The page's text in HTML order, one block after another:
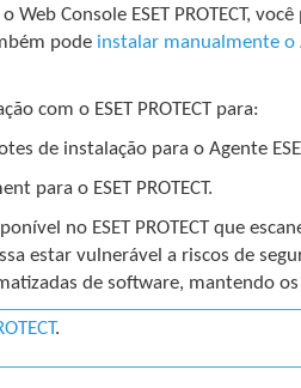
Console ESET PROTECT, você
pode instalar manualmente o
com o ESET PROTECT para:
de instalação para o Agente
para o ESET PROTECT.
no ESET PROTECT que
estar vulnerável a riscos de
de software, mantendo
.